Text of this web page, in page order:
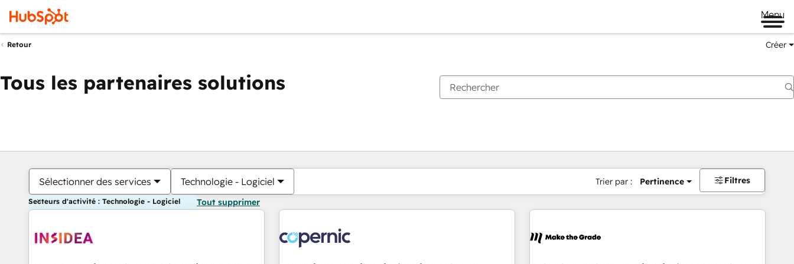
Menu
Retour Créer
Tous les partenaires solutions
Sélectionner des services Technologie - Logiciel Trier par : Pertinence Filtres
Secteurs d'activité : Technologie - Logiciel Tout supprimer
Vous êtes actuellement surPage
PagePagePagePagePagePagePagePagePage Page